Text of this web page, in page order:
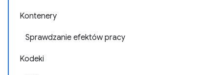
Kontenery
Sprawdzanie efektów pracy
Kodeki